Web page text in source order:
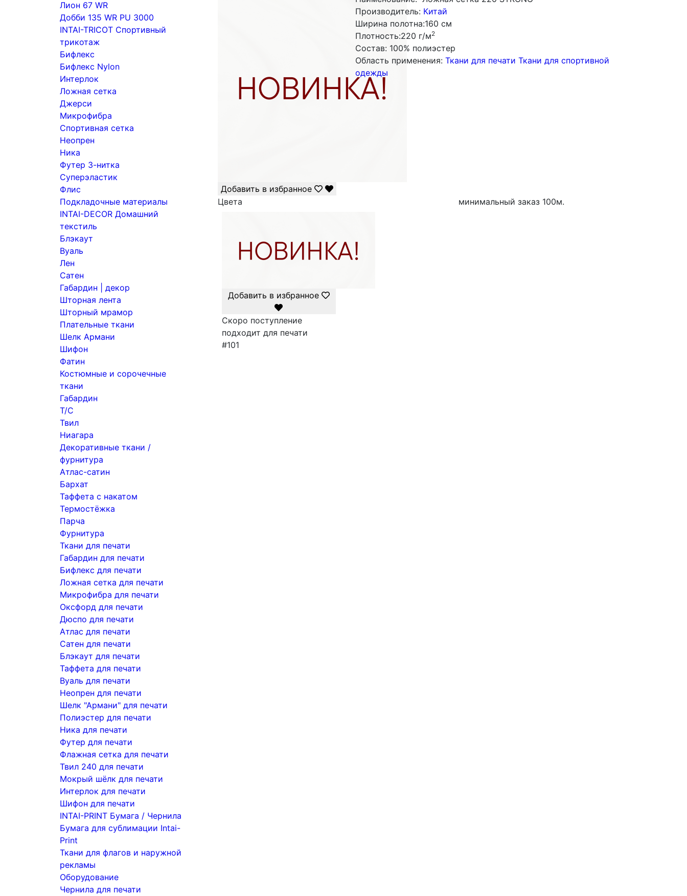
Лион 67 WR
Добби 135 WR PU 3000
INTAI-TRICOT Спортивный
трикотаж
Бифлекс
Бифлекс Nylon
Интерлок
Ложная сетка
Джерси
Микрофибра
Спортивная сетка
Неопрен
Ника
Футер 3-нитка
Суперэластик
Флис
Подкладочные материалы
INTAI-DECOR Домашний
текстиль
Блэкаут
Вуаль
Лен
Сатен
Габардин | декор
Шторная лента
Шторный мрамор
Плательные ткани
Шелк Армани
Шифон
Фатин
Костюмные и сорочечные
ткани
Габардин
Т/С
Твил
Ниагара
Декоративные ткани /
фурнитура
Атлас-сатин
Бархат
Таффета с накатом
Термостёжка
Парча
Фурнитура
Ткани для печати
Габардин для печати
Бифлекс для печати
Ложная сетка для печати
Микрофибра для печати
Оксфорд для печати
Дюспо для печати
Атлас для печати
Сатен для печати
Блэкаут для печати
Таффета для печати
Вуаль для печати
Неопрен для печати
Шелк "Армани" для печати
Полиэстер для печати
Ника для печати
Футер для печати
Флажная сетка для печати
Твил 240 для печати
Мокрый шёлк для печати
Интерлок для печати
Шифон для печати
INTAI-PRINT Бумага / Чернила
Бумага для сублимации Intai-
Print
Ткани для флагов и наружной
рекламы
Оборудование
Чернила для печати
Добавить в избранное
Производитель: Китай
Ширина полотна:160 см
Плотность:220 г/м2
Состав: 100% полиэстер
Облаcть применения: Ткани для печати Ткани для спортивной
одежды
Цвета минимальный заказ 100м.
Добавить в избранное
Скоро поступление
подходит для печати
#101